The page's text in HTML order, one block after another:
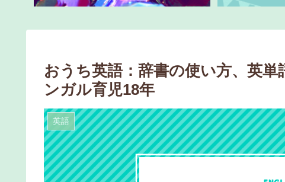
おうち英語：辞書の使い方、英
ンガル育児18年
英語